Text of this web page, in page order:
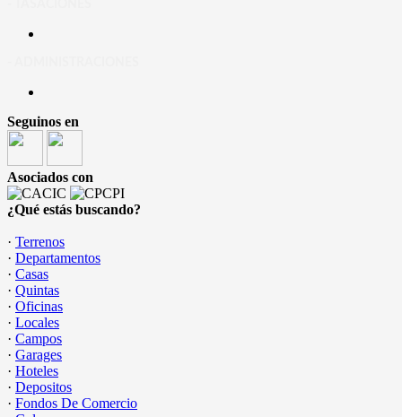
Seguinos en
Asociados con
¿Qué estás buscando?
· Terrenos
· Departamentos
· Casas
· Quintas
· Oficinas
· Locales
· Campos
· Garages
· Hoteles
· Depositos
· Fondos De Comercio